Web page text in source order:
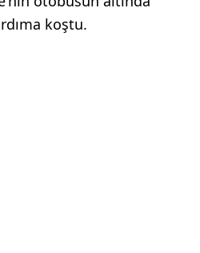
koştu.